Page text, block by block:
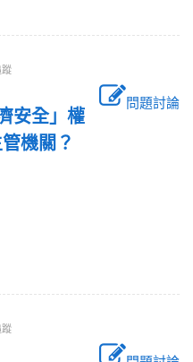
蹤
問題討論
安全」權
機關？
蹤